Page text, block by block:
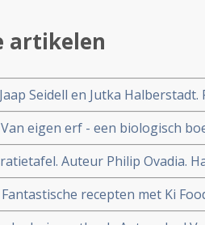
artikelen
Seidell en Jutka
eigen erf - een biologisch
en Maria van Boxtel
Auteur Philip Ovadia.
ziekte te voorkomen en je
recepten met Ki